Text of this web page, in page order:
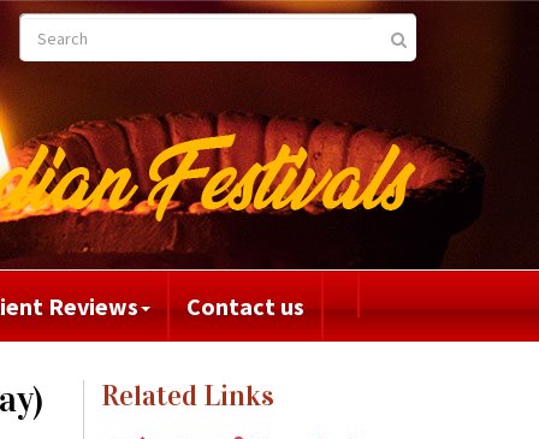
Reviews Contact us
Related Links